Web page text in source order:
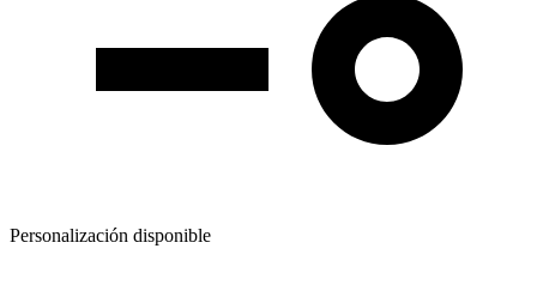
Personalización disponible